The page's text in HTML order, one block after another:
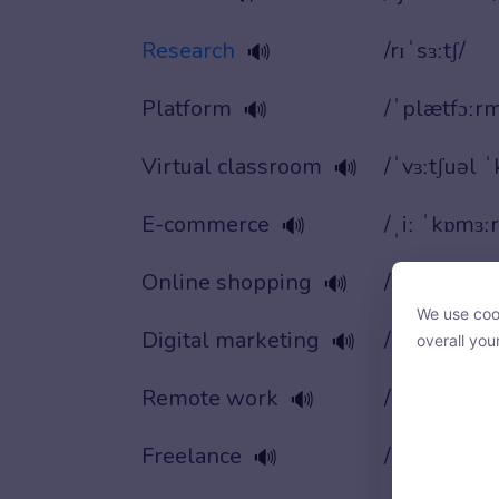
Research 🔊 /rɪˈsɜːtʃ/
Platform 🔊 /
Virtual classroom 🔊 /ˈvɜːtʃuəl
E-commerce 🔊 /ˌiː
Online shopping 🔊 /ˌɒnˈlaɪn
Digital marketing 🔊 /ˈdɪdʒɪtəl
Remote work 🔊 /rɪˈməʊt
Freelance 🔊 /ˈfriːlɑːns/
We use
overall
We use
overall